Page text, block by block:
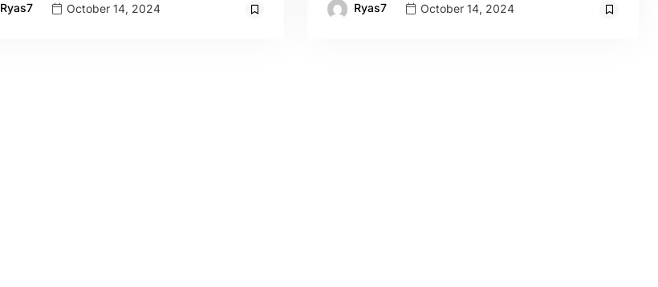
Ryas7 October 14, 2024 Ryas7 October 14, 2024